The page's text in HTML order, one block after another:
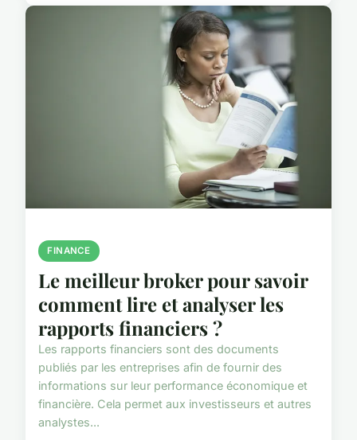
FINANCE
Le meilleur broker pour savoir
comment lire et analyser les
rapports financiers ?
Les rapports financiers sont des documents
publiés par les entreprises afin de fournir des
informations sur leur performance économique et
financière. Cela permet aux investisseurs et autres
analystes...